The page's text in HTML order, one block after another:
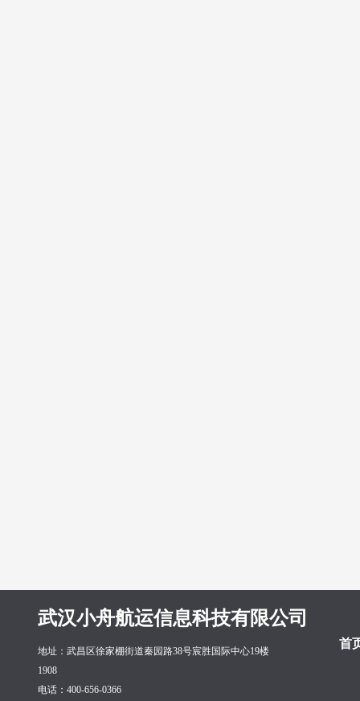
武汉小舟航运信息科技有限公司
首
地址：武昌区徐家棚街道秦园路38号宸胜国际中心19楼
1908
电话：400-656-0366